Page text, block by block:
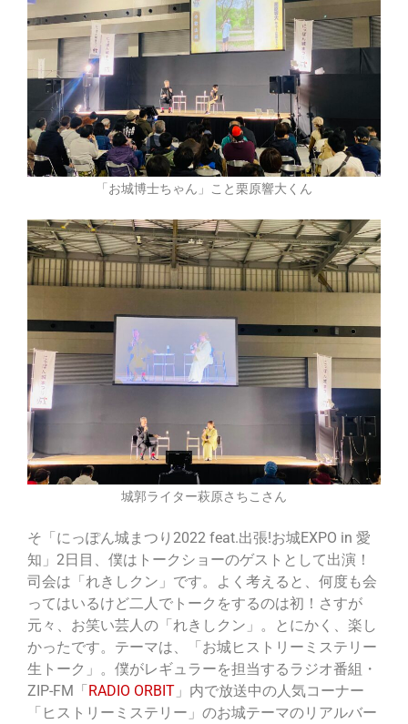
「お城博士ちゃん」こと栗原響大くん
城郭ライター萩原さちこさん
そ「にっぽん城まつり2022 feat.出張!お城EXPO in 愛
知」 2日目
、僕はトークショーのゲストとして出演！
司会は「れきしクン」です。よく考えると、何度も会
ってはいるけど二人でトークをするのは初！さすが
元々、お笑い芸人の「れきしクン」。とにかく、楽し
かったです。テーマは、「お城ヒストリーミステリー
生トーク」。僕がレギュラーを担当するラジオ番組・
ZIP-FM「RADIO ORBIT 」内で放送中の人気コーナー
「ヒストリーミステリー」のお城テーマのリアルバー